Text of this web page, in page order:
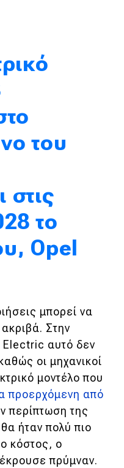
του
στις
το
Opel
μπορεί να
Στην
Electric αυτό δεν
οι μηχανικοί
μοντέλο που
προερχόμενη από
περίπτωση της
ήταν πολύ πιο
κόστος, ο
πρύμναν.